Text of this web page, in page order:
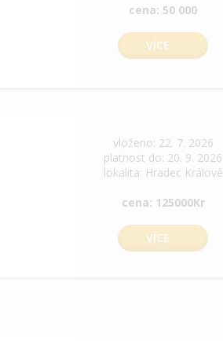
cena: 50 000
VÍCE
vloženo: 22. 7. 2026
platnost do: 20. 9. 2026
lokalita: Hradec Králové
cena: 125000Kr
VÍCE